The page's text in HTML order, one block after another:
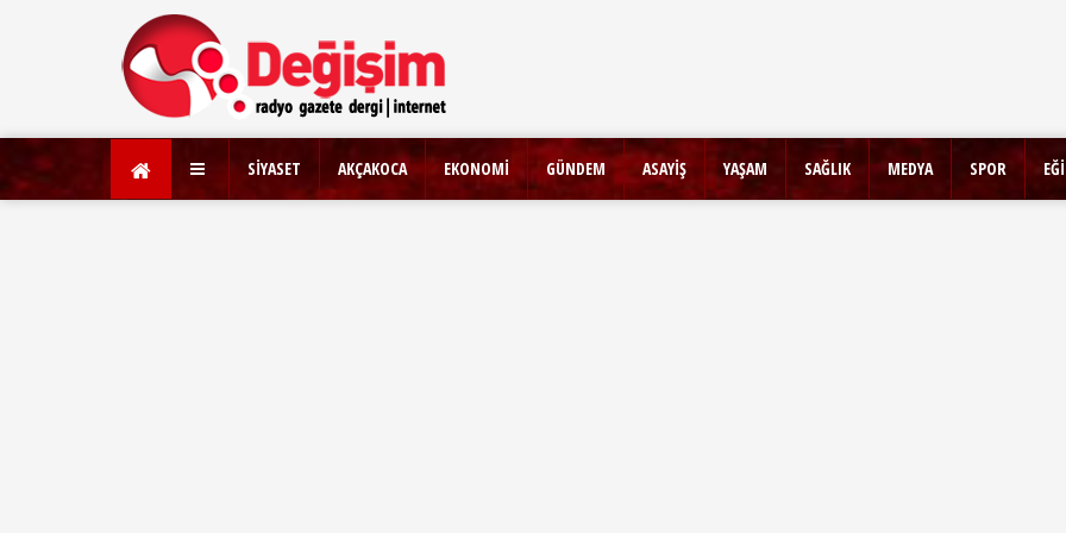
SİYASET AKÇAKOCA EKONOMİ GÜNDEM ASAYİŞ YAŞAM SAĞLIK MEDYA SPOR